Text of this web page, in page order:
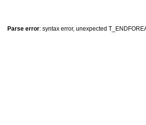
Parse error: syntax error, unexpected